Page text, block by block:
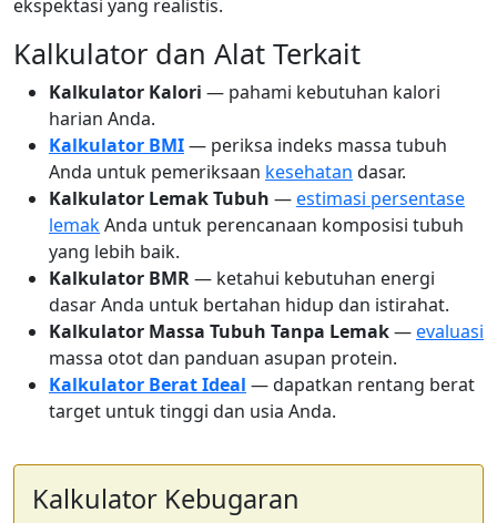
ekspektasi yang realistis.
Kalkulator dan Alat Terkait
Kalkulator Kalori — pahami kebutuhan kalori
harian Anda.
Kalkulator BMI— periksa indeks massa tubuh
Anda untuk pemeriksaan kesehatan dasar.
Kalkulator Lemak Tubuh —estimasi persentase
lemakAnda untuk perencanaan komposisi tubuh
yang lebih baik.
Kalkulator BMR— ketahui kebutuhan energi
dasar Anda untuk bertahan hidup dan istirahat.
Kalkulator Massa Tubuh Tanpa Lemak—evaluasi
massa otot dan panduan asupan protein.
Kalkulator Berat Ideal — dapatkan rentang berat
target untuk tinggi dan usia Anda.
Kalkulator Kebugaran